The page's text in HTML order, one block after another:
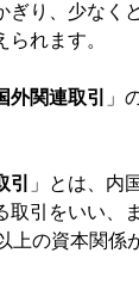
ぎり、少なく
れます。
外関連取引
」
引
」とは、内
取引をいい、
上の資本関係